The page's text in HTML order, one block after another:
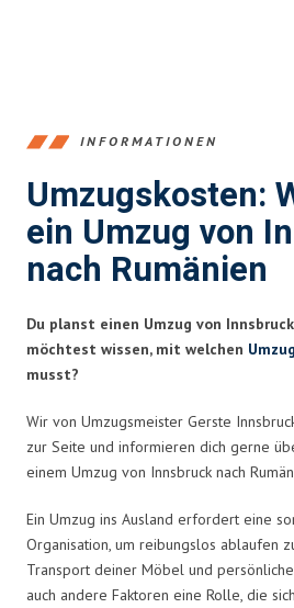
INFORMATIONEN
Umzugskosten:
ein Umzug von
nach Rumänien
Du planst einen Umzug von
möchtest wissen, mit welchen
musst?
Wir von Umzugsmeister Gerste
zur Seite und informieren dich gerne
einem Umzug von Innsbruck nach
Ein Umzug ins Ausland erfordert eine
Organisation, um reibungslos ablaufen
Transport deiner Möbel und
auch andere Faktoren eine Rolle, die